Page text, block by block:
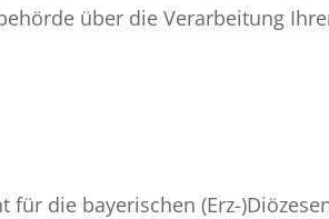
über die Verarbeitung
für die bayerischen (Erz-